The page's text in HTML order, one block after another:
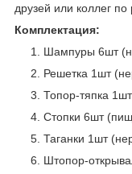
друзей или коллег по
Комплектация:
Шампуры 6шт
Решетка 1шт
Топор-тяпка
Стопки 6шт
Таганки 1шт
Штопор-